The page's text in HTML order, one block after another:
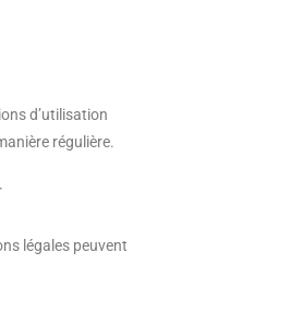
d’utilisation
régulière.
légales peuvent